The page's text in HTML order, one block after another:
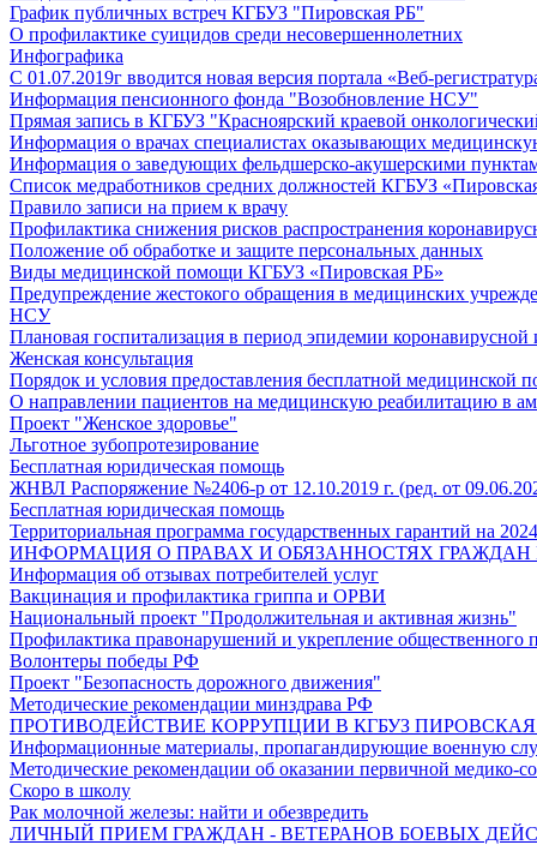
График публичных встреч КГБУЗ "Пировская РБ"
О профилактике суицидов среди несовершеннолетних
Инфографика
С 01.07.2019г вводится новая версия портала «Веб-
Информация пенсионного фонда "Возобновление НСУ"
Прямая запись в КГБУЗ "Красноярский краевой
Информация о врачах специалистах оказывающих
Информация о заведующих фельдшерско-акушерскими
Список медработников средних должностей КГБУЗ
Правило записи на прием к врачу
Профилактика снижения рисков распространения
Положение об обработке и защите персональных данных
Виды медицинской помощи КГБУЗ «Пировская РБ»
Предупреждение жестокого обращения в медицинских
НСУ
Плановая госпитализация в период эпидемии
Женская консультация
Порядок и условия предоставления бесплатной медицинской
О направлении пациентов на медицинскую реабилитацию в
Проект "Женское здоровье"
Льготное зубопротезирование
Бесплатная юридическая помощь
ЖНВЛ Распоряжение №2406-р от 12.10.2019 г. (ред. от
Бесплатная юридическая помощь
Территориальная программа государственных гарантий на
ИНФОРМАЦИЯ О ПРАВАХ И ОБЯЗАННОСТЯХ ГРАЖДАН
Информация об отзывах потребителей услуг
Вакцинация и профилактика гриппа и ОРВИ
Национальный проект "Продолжительная и активная жизнь"
Профилактика правонарушений и укрепление общественного
Волонтеры победы РФ
Проект "Безопасность дорожного движения"
Методические рекомендации минздрава РФ
ПРОТИВОДЕЙСТВИЕ КОРРУПЦИИ В КГБУЗ ПИРОВСКАЯ
Информационные материалы, пропагандирующие военную
Методические рекомендации об оказании первичной медико-
Скоро в школу
Рак молочной железы: найти и обезвредить
ЛИЧНЫЙ ПРИЕМ ГРАЖДАН - ВЕТЕРАНОВ БОЕВЫХ